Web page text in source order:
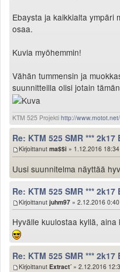
Ebaysta ja kaikkialta ympäri
osaa.
Kuvia myöhemmin!
Vähän tummensin ja
suunnitteilla olisi jotain
KTM 525 Projekti http://
Re: KTM 525 SMR *** 2k17
Kirjoittanut ma$$i » 1.12.2016 18:34
Uusi suunnitelma näyttää
Re: KTM 525 SMR *** 2k17
Kirjoittanut juhm97 » 2.12.2016 0:40
Hyvälle kuulostaa kyllä,
Re: KTM 525 SMR *** 2k17
Kirjoittanut Extract´» 2.12.2016